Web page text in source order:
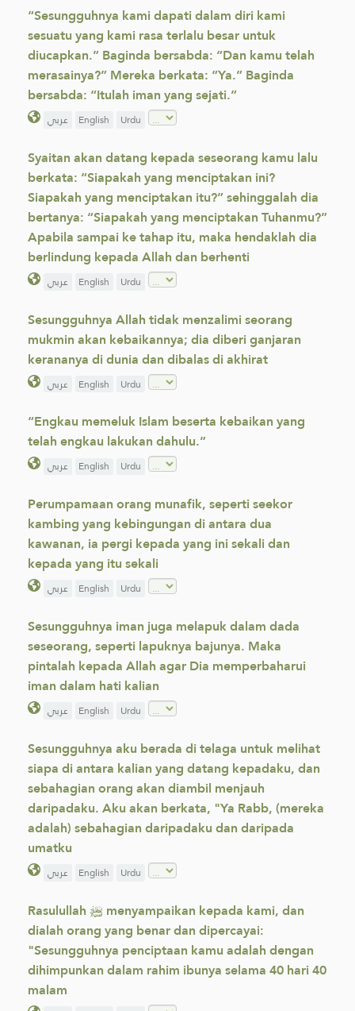
“Sesungguhnya kami dapati dalam diri kami
sesuatu yang kami rasa terlalu besar untuk
diucapkan.” Baginda bersabda: “Dan kamu telah
merasainya?” Mereka berkata: “Ya.” Baginda
bersabda: “Itulah iman yang sejati.”
عربي English Urdu
Syaitan akan datang kepada seseorang kamu lalu
berkata: “Siapakah yang menciptakan ini?
Siapakah yang menciptakan itu?” sehinggalah dia
bertanya: “Siapakah yang menciptakan Tuhanmu?”
Apabila sampai ke tahap itu, maka hendaklah dia
berlindung kepada Allah dan berhenti
عربي English Urdu
Sesungguhnya Allah tidak menzalimi seorang
mukmin akan kebaikannya; dia diberi ganjaran
kerananya di dunia dan dibalas di akhirat
عربي English Urdu
“Engkau memeluk Islam beserta kebaikan yang
telah engkau lakukan dahulu.”
عربي English Urdu
Perumpamaan orang munafik, seperti seekor
kambing yang kebingungan di antara dua
kawanan, ia pergi kepada yang ini sekali dan
kepada yang itu sekali
عربي English Urdu
Sesungguhnya iman juga melapuk dalam dada
seseorang, seperti lapuknya bajunya. Maka
pintalah kepada Allah agar Dia memperbaharui
iman dalam hati kalian
عربي English Urdu
Sesungguhnya aku berada di telaga untuk melihat
siapa di antara kalian yang datang kepadaku, dan
sebahagian orang akan diambil menjauh
daripadaku. Aku akan berkata, "Ya Rabb, (mereka
adalah) sebahagian daripadaku dan daripada
umatku
عربي English Urdu
Rasulullah ﷺ menyampaikan kepada kami, dan
dialah orang yang benar dan dipercayai:
"Sesungguhnya penciptaan kamu adalah dengan
dihimpunkan dalam rahim ibunya selama 40 hari 40
malam